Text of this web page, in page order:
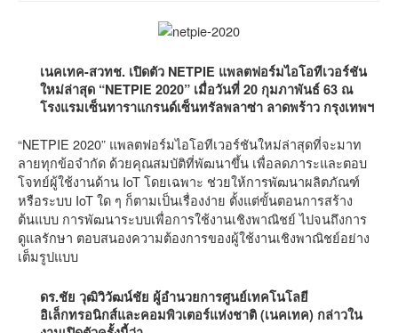
เนคเทค-สวทช. เปิดตัว NETPIE แพลตฟอร์มไอโอทีเวอร์ชัน
ใหม่ล่าสุด “NETPIE 2020” เมื่อวันที่ 20 กุมภาพันธ์ 63 ณ
โรงแรมเซ็นทาราแกรนด์เซ็นทรัลพลาซ่า ลาดพร้าว กรุงเทพฯ
“NETPIE 2020” แพลตฟอร์มไอโอทีเวอร์ชันใหม่ล่าสุดที่จะมาท
ลายทุกข้อจำกัด ด้วยคุณสมบัติที่พัฒนาขึ้น เพื่อลดภาระและตอบ
โจทย์ผู้ใช้งานด้าน IoT โดยเฉพาะ ช่วยให้การพัฒนาผลิตภัณฑ์
หรือระบบ IoT ใด ๆ ก็ตามเป็นเรื่องง่าย ตั้งแต่ขั้นตอนการสร้าง
ต้นแบบ การพัฒนาระบบเพื่อการใช้งานเชิงพาณิชย์ ไปจนถึงการ
ดูแลรักษา ตอบสนองความต้องการของผู้ใช้งานเชิงพาณิชย์อย่าง
เต็มรูปแบบ
ดร.ชัย วุฒิวิวัฒน์ชัย ผู้อำนวยการศูนย์เทคโนโลยี
อิเล็กทรอนิกส์และคอมพิวเตอร์แห่งชาติ (เนคเทค) กล่าวใน